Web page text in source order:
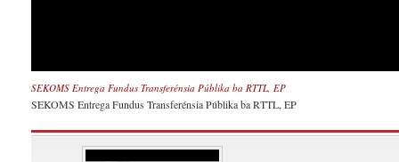
SEKOMS Entrega Fundus Transferénsia Públika ba RTTL, EP
SEKOMS Entrega Fundus Transferénsia Públika ba RTTL, EP